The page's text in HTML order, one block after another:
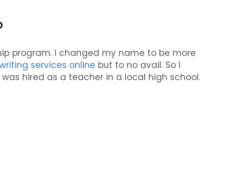
program. I changed my name to be more
services online but to no avail. So I
hired as a teacher in a local high school.